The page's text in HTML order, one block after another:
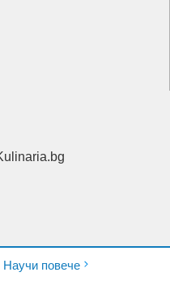
Научи повече
Kulinaria.bg